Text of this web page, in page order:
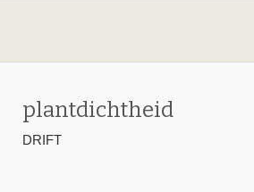
plantdichtheid
DRIFT